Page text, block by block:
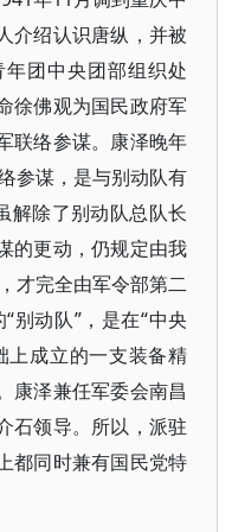
介绍认识唐纵，并被
团中央团部组织处
徐佛观为国民政府军
联络参谋。康泽晚年
参谋，是与别动队有
解除了别动队总队长
的更动，仍规定由我
才完全由军令部第二
别动队”，是在“中央
上成立的一支装备精
康泽兼任军委会南昌
石领导。所以，派驻
都同时兼有国民党特